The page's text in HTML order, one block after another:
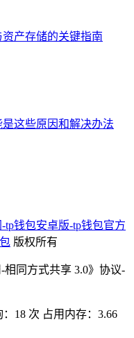
产存储的关键指南
这些原因和解决办法
tp钱包安卓版-tp钱包官方
版权所有
同方式共享 3.0》协议-
18 次 占用内存：3.66